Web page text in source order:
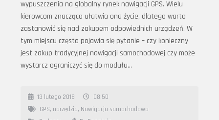
wypuszczenia na globalny rynek nawigacji GPS. Wielu
kierowcom znacząco ułatwia ona życie, dlatego warto
zastanowić się nad zakupem odpowiednich urządzeń. W
tym miejscu często pojawia się pytanie – czy konieczny
jest zakup tradycyjnej nawigacji samochodowej czy może
wystarcz ograniczyć się do modułu…
13 lutego 2018
08:50
GPS, narzędzia, Nawigacja samochodowa